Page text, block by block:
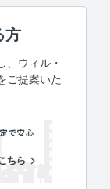
方
、ウィル・
ご提案いた